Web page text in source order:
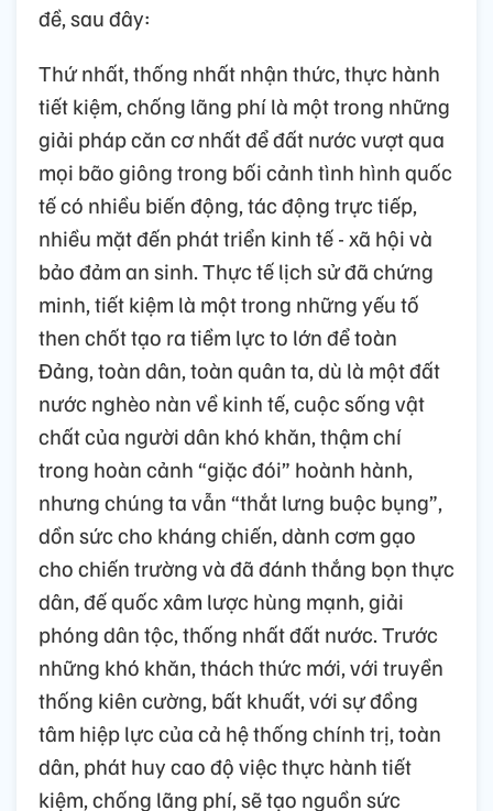
đề, sau đây:
Thứ nhất, thống nhất nhận thức, thực hành
tiết kiệm, chống lãng phí là một trong những
giải pháp căn cơ nhất để đất nước vượt qua
mọi bão giông trong bối cảnh tình hình quốc
tế có nhiều biến động, tác động trực tiếp,
nhiều mặt đến phát triển kinh tế - xã hội và
bảo đảm an sinh. Thực tế lịch sử đã chứng
minh, tiết kiệm là một trong những yếu tố
then chốt tạo ra tiềm lực to lớn để toàn
Đảng, toàn dân, toàn quân ta, dù là một đất
nước nghèo nàn về kinh tế, cuộc sống vật
chất của người dân khó khăn, thậm chí
trong hoàn cảnh “giặc đói” hoành hành,
nhưng chúng ta vẫn “thắt lưng buộc bụng”,
dồn sức cho kháng chiến, dành cơm gạo
cho chiến trường và đã đánh thắng bọn thực
dân, đế quốc xâm lược hùng mạnh, giải
phóng dân tộc, thống nhất đất nước. Trước
những khó khăn, thách thức mới, với truyền
thống kiên cường, bất khuất, với sự đồng
tâm hiệp lực của cả hệ thống chính trị, toàn
dân, phát huy cao độ việc thực hành tiết
kiệm, chống lãng phí, sẽ tạo nguồn sức